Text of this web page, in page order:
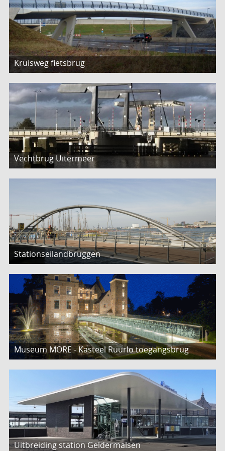
Kruisweg fietsbrug
Museum MORE - Kasteel Ruurlo toegangsbrug
Stationseilandbruggen
Uitbreiding station Geldermalsen
Vechtbrug Uitermeer